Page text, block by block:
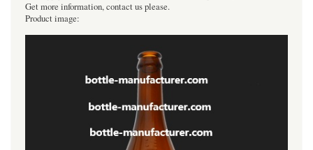
Get more information, contact us please.
Product image: